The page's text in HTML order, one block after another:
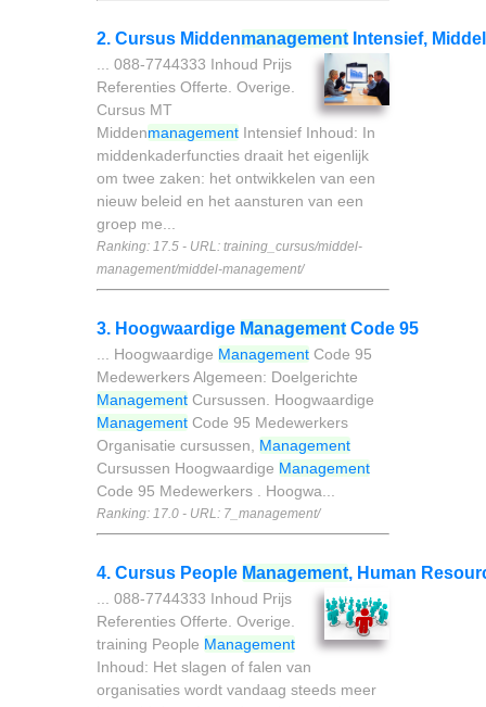
2. Cursus Middenmanagement Intensief, Middel
... 088-7744333 Inhoud Prijs
Referenties Offerte. Overige.
Cursus MT
Middenmanagement Intensief Inhoud: In
middenkaderfuncties draait het eigenlijk
om twee zaken: het ontwikkelen van een
nieuw beleid en het aansturen van een
groep me...
Ranking: 17.5 - URL: training_cursus/middel-
management/middel-management/
3. Hoogwaardige Management Code 95
... Hoogwaardige Management Code 95
Medewerkers Algemeen: Doelgerichte
Management Cursussen. Hoogwaardige
Management Code 95 Medewerkers
Organisatie cursussen, Management
Cursussen Hoogwaardige Management
Code 95 Medewerkers . Hoogwa...
Ranking: 17.0 - URL: 7_management/
4. Cursus People Management, Human
... 088-7744333 Inhoud Prijs
Referenties Offerte. Overige.
training People Management
Inhoud: Het slagen of falen van
organisaties wordt vandaag steeds meer